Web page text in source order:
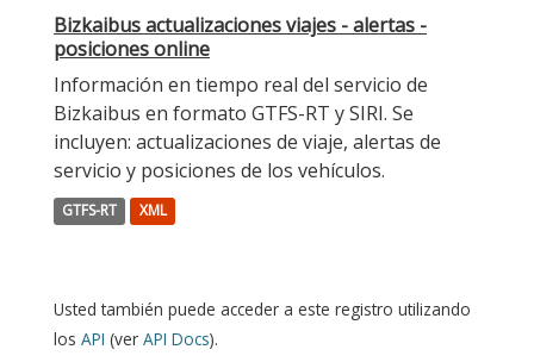
Bizkaibus actualizaciones viajes - alertas -
posiciones online
Información en tiempo real del servicio de
Bizkaibus en formato GTFS-RT y SIRI. Se
incluyen: actualizaciones de viaje, alertas de
servicio y posiciones de los vehículos.
GTFS-RT XML
Usted también puede acceder a este registro utilizando
los API (ver API Docs).